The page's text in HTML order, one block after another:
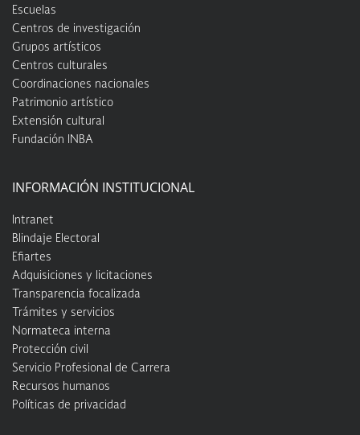
Escuelas
Centros de investigación
Grupos artísticos
Centros culturales
Coordinaciones nacionales
Patrimonio artístico
Extensión cultural
Fundación INBA
INFORMACIÓN INSTITUCIONAL
Intranet
Blindaje Electoral
Efiartes
Adquisiciones y licitaciones
Transparencia focalizada
Trámites y servicios
Normateca interna
Protección civil
Servicio Profesional de Carrera
Recursos humanos
Políticas de privacidad